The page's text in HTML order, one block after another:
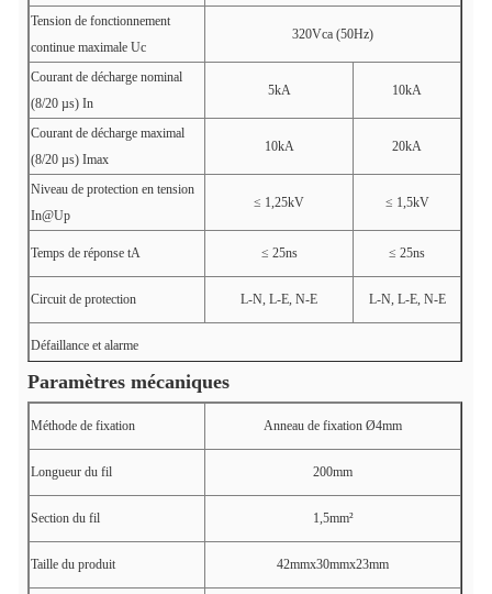
Tension de fonctionnement
continue maximale Uc
320Vca (50Hz)
Courant de décharge nominal
(8/20 µs) In
5kA 10kA
Courant de décharge maximal
(8/20 µs) Imax
10kA 20kA
Niveau de protection en tension
In@Up
≤ 1,25kV ≤ 1,5kV
Temps de réponse tA ≤ 25ns ≤ 25ns
Circuit de protection L-N, L-E, N-E L-N, L-E, N-E
Défaillance et alarme
LED verte : OK ; Éteint : Défaillance (fonction
Paramètres mécaniques
Méthode de fixation Anneau de fixation Ø4mm
Longueur du fil 200mm
Section du fil 1,5mm²
Taille du produit 42mmx30mmx23mm